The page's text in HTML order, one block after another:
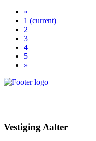
«
1 (current)
2
3
4
5
»
Vestiging Aalter